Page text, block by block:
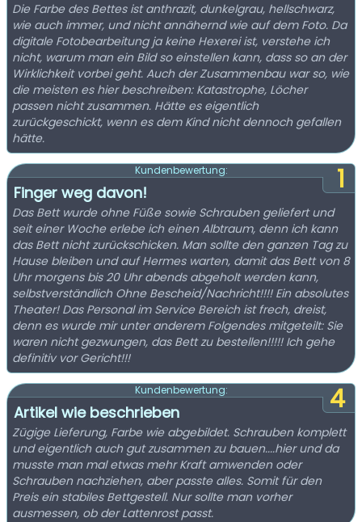
Die Farbe des Bettes ist anthrazit, dunkelgrau, hellschwarz,
wie auch immer, und nicht annähernd wie auf dem Foto. Da
digitale Fotobearbeitung ja keine Hexerei ist, verstehe ich
nicht, warum man ein Bild so einstellen kann, dass so an der
Wirklichkeit vorbei geht. Auch der Zusammenbau war so, wie
die meisten es hier beschreiben: Katastrophe, Löcher
passen nicht zusammen. Hätte es eigentlich
zurückgeschickt, wenn es dem Kind nicht dennoch gefallen
hätte.
1
Kundenbewertung:
Finger weg davon!
Das Bett wurde ohne Füße sowie Schrauben geliefert und
seit einer Woche erlebe ich einen Albtraum, denn ich kann
das Bett nicht zurückschicken. Man sollte den ganzen Tag zu
Hause bleiben und auf Hermes warten, damit das Bett von 8
Uhr morgens bis 20 Uhr abends abgeholt werden kann,
selbstverständlich Ohne Bescheid/Nachricht!!!! Ein absolutes
Theater! Das Personal im Service Bereich ist frech, dreist,
denn es wurde mir unter anderem Folgendes mitgeteilt: Sie
waren nicht gezwungen, das Bett zu bestellen!!!!! Ich gehe
definitiv vor Gericht!!!
4
Kundenbewertung:
Artikel wie beschrieben
Zügige Lieferung, Farbe wie abgebildet. Schrauben komplett
und eigentlich auch gut zusammen zu bauen....hier und da
musste man mal etwas mehr Kraft amwenden oder
Schrauben nachziehen, aber passte alles. Somit für den
Preis ein stabiles Bettgestell. Nur sollte man vorher
ausmessen, ob der Lattenrost passt.